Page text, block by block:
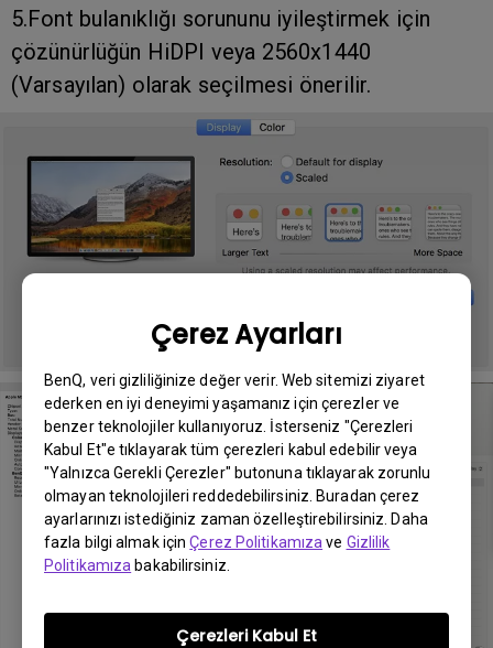
Çerez Ayarları
BenQ, veri gizliliğinize değer verir. Web sitemizi ziyaret
ederken en iyi deneyimi yaşamanız için çerezler ve
benzer teknolojiler kullanıyoruz. İsterseniz "Çerezleri
Kabul Et"e tıklayarak tüm çerezleri kabul edebilir veya
"Yalnızca Gerekli Çerezler" butonuna tıklayarak zorunlu
olmayan teknolojileri reddedebilirsiniz. Buradan çerez
ayarlarınızı istediğiniz zaman özelleştirebilirsiniz. Daha
fazla bilgi almak içinÇerez Politikamıza ve Gizlilik
Politikamıza bakabilirsiniz.
Çerezleri Kabul Et
5.Font bulanıklığı sorununu iyileştirmek için
çözünürlüğün HiDPI veya 2560x1440
(Varsayılan) olarak seçilmesi önerilir.